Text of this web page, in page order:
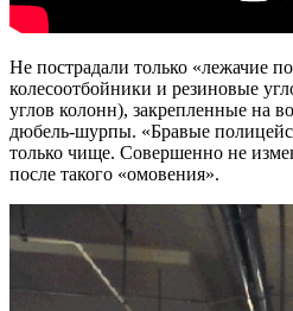
Не пострадали только «лежачие
колесоотбойники и резиновые
углов колонн), закрепленные на
дюбель-шурпы. «Бравые
только чище. Совершенно не
после такого «омовения».